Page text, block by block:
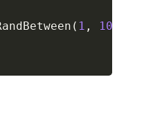
( 1 , 10000
Firefox/25.0"